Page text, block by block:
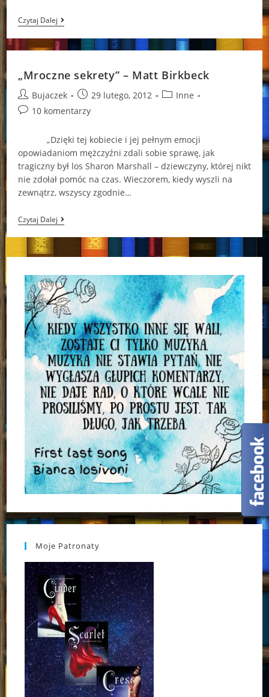
Czytaj DalejIle
Bólu
Uniesie
Dziecko?
Którego
Nikt
Kochał”
–
Casey
„Mroczne sekrety” – Matt Birkbeck
Post
author:
Bujaczek
Post
published:
29 lutego, 2012
PostInne
Post10 komentarzy
„Dzięki tej kobiecie i jej pełnym emocji
opowiadaniom mężczyźni zdali sobie sprawę, jak
tragiczny był los Sharon Marshall – dziewczyny, której nikt
nie zdołał pomóc na czas. Wieczorem, kiedy wyszli na
zewnątrz, wszyscy zgodnie…
Czytaj Dalej„Mroczne
Sekrety”
–
Birkbeck
Moje Patronaty